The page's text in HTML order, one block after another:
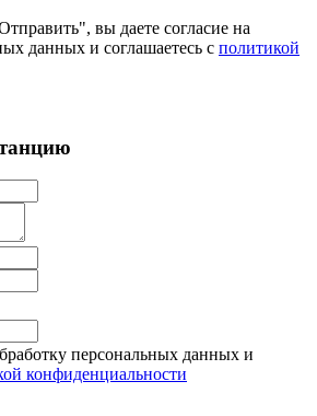
вы даете согласие на
данных и соглашаетесь c политикой
персональных данных и
конфиденциальности